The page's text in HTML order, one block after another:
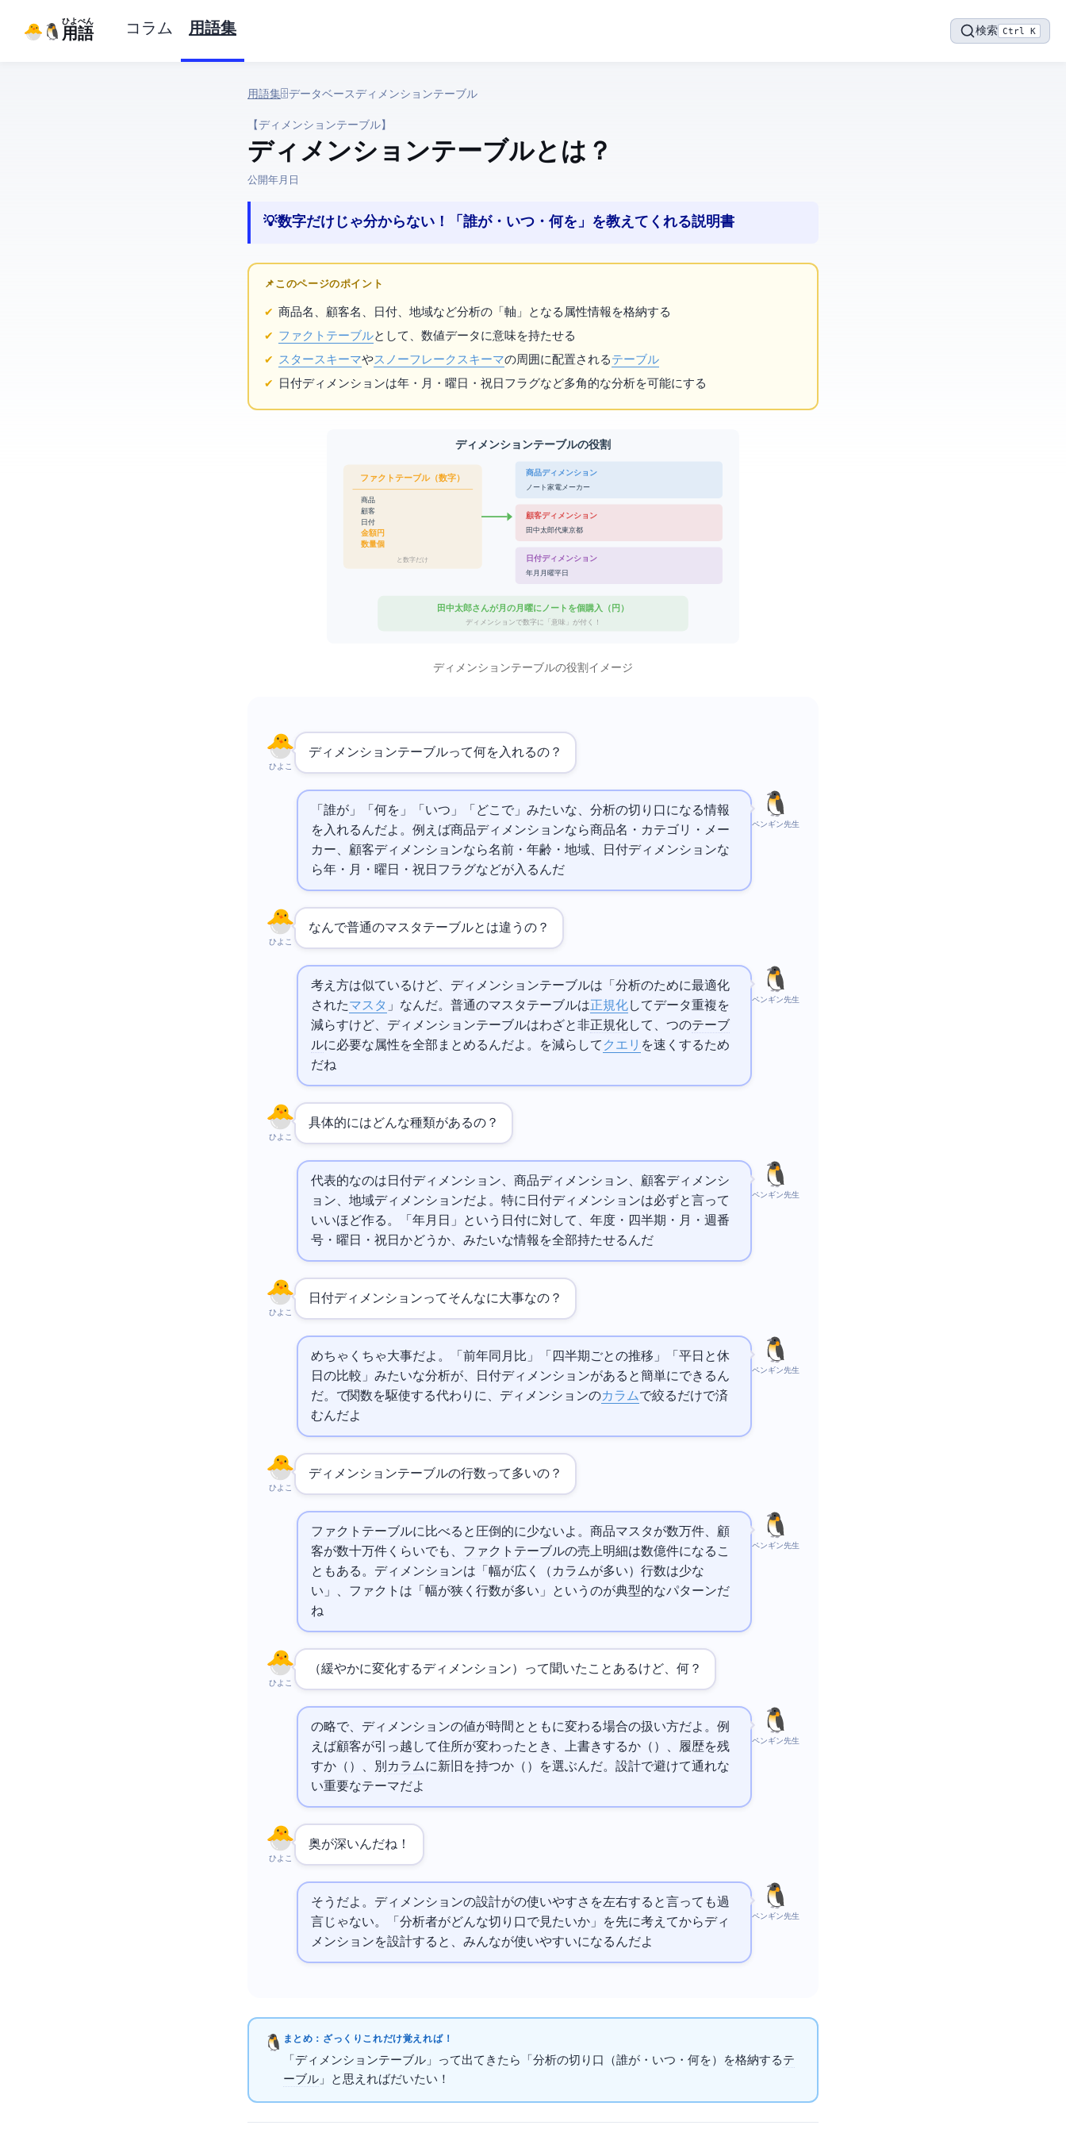
IT用語
ひよぺん コラム 用語集 検索 Ctrl K
用語集› 🗄️ データベース › ディメンションテーブル
【ディメンションテーブル】
ディメンションテーブル とは？
公開:2026年4月7日
💡 数字だけじゃ分からない！「誰が・いつ・何を」を教えてくれる説明書
📌 このページのポイント
商品名、顧客名、日付、地域など分析の「軸」となる属性情報を格納する
ファクトテーブルと して、数値データに意味を持たせる
スタースキーマやスノーフレークスキーマの周囲に配置されるテーブル
日付ディメンションは年・月・曜日・祝日フラグなど多角的な分析を可能にする
ディメンションテーブルの役割
ファクトテーブル（数字）
商品ID: P001
顧客ID: C042
日付ID: D0407
金額: 1,200円
数量: 3個
IDと数字だけ...
商品ディメンション
P001 = ノートPC / 家電 / メーカーA
顧客ディメンション
C042 = 田中太郎 / 30代 / 東京都
日付ディメンション
D0407 = 2026年 / 4月 / 月曜 / 平日
田中太郎さんが4月の月曜にノートPCを3個購入（1,200円）
ディメンションで数字に「意味」が付く！
ディメンションテーブルの役割イメージ
ひよこ
ディメンションテーブルって何を入れるの？
ペンギン先生
「誰が」「何を」「いつ」「どこで」みたいな、分析の切り口になる情報
を入れるんだよ。例えば商品ディメンションなら商品名・カテゴリ・メー
カー、顧客ディメンションなら名前・年齢・地域、日付ディメンションな
ら年・月・曜日・祝日フラグなどが入るんだ
ひよこ
なんで普通のマスタテーブルとは違うの？
ペンギン先生
考え方は似ているけど、ディメンションテーブルは「分析のために最適化
されたマスタ 」なんだ。普通のマスタテーブルは正規化してデータ重複を
減らすけど、ディメンションテーブルはわざと非正規化して、1つのテーブ
ルに必要な属性を全部まとめるんだよ。 を減らして クエリ を速くするため
だね
ひよこ
具体的にはどんな種類があるの？
ペンギン先生
代表的なのは日付ディメンション、商品ディメンション、顧客ディメンシ
ョン、地域ディメンションだよ。特に日付ディメンションは必ずと言って
いいほど作る。「2026年4月7日」という日付に対して、年度・四半期・月・週番
号・曜日・祝日かどうか、みたいな情報を全部持たせるんだ
ひよこ
日付ディメンションってそんなに大事なの？
ペンギン先生
めちゃくちゃ大事だよ。「前年同月比」「四半期ごとの推移」「平日と休
日の比較」みたいな分析が、日付ディメンションがあると簡単にできるん
だ。 でDATE関数を駆使する代わりに、ディメンションのカラムで絞るだけで済
むんだよ
ひよこ
ディメンションテーブルの行数って多いの？
ペンギン先生
ファクトテーブルに比べると圧倒的に少ないよ。商品マスタが数万件、顧
客が数十万件くらいでも、 ファクトテーブルの売上明細は数億件になるこ
ともある。ディメンションは「幅が広く（カラムが多い）行数は少な
い」、ファクトは「幅が狭く行数が多い」というのが典型的なパターンだ
ね
ひよこ
SCD（緩やかに変化するディメンション）って聞いたことあるけど、何？
ペンギン先生
Slowly Changing Dimensionの略で、ディメンションの値が時間とともに変わる場合の扱い方だよ。例
えば顧客が引っ越して住所が変わったとき、上書きするか（Type 1）、履歴を残
すか（Type 2）、別カラムに新旧を持つか（Type 3）を選ぶんだ。設計で避けて通れな
い重要なテーマだよ
ひよこ
奥が深いんだね！
ペンギン先生
そうだよ。ディメンションの設計がの使いやすさを左右すると言っても過
言じゃない。「分析者がどんな切り口で見たいか」を先に考えてからディ
メンションを設計すると、みんなが使いやすいになるんだよ
まとめ：ざっくりこれだけ覚えればOK！
「ディメンションテーブル」って出てきたら「分析の切り口（誰が・いつ・何を）を格納するテ
ーブル」と思えればだいたいOK！